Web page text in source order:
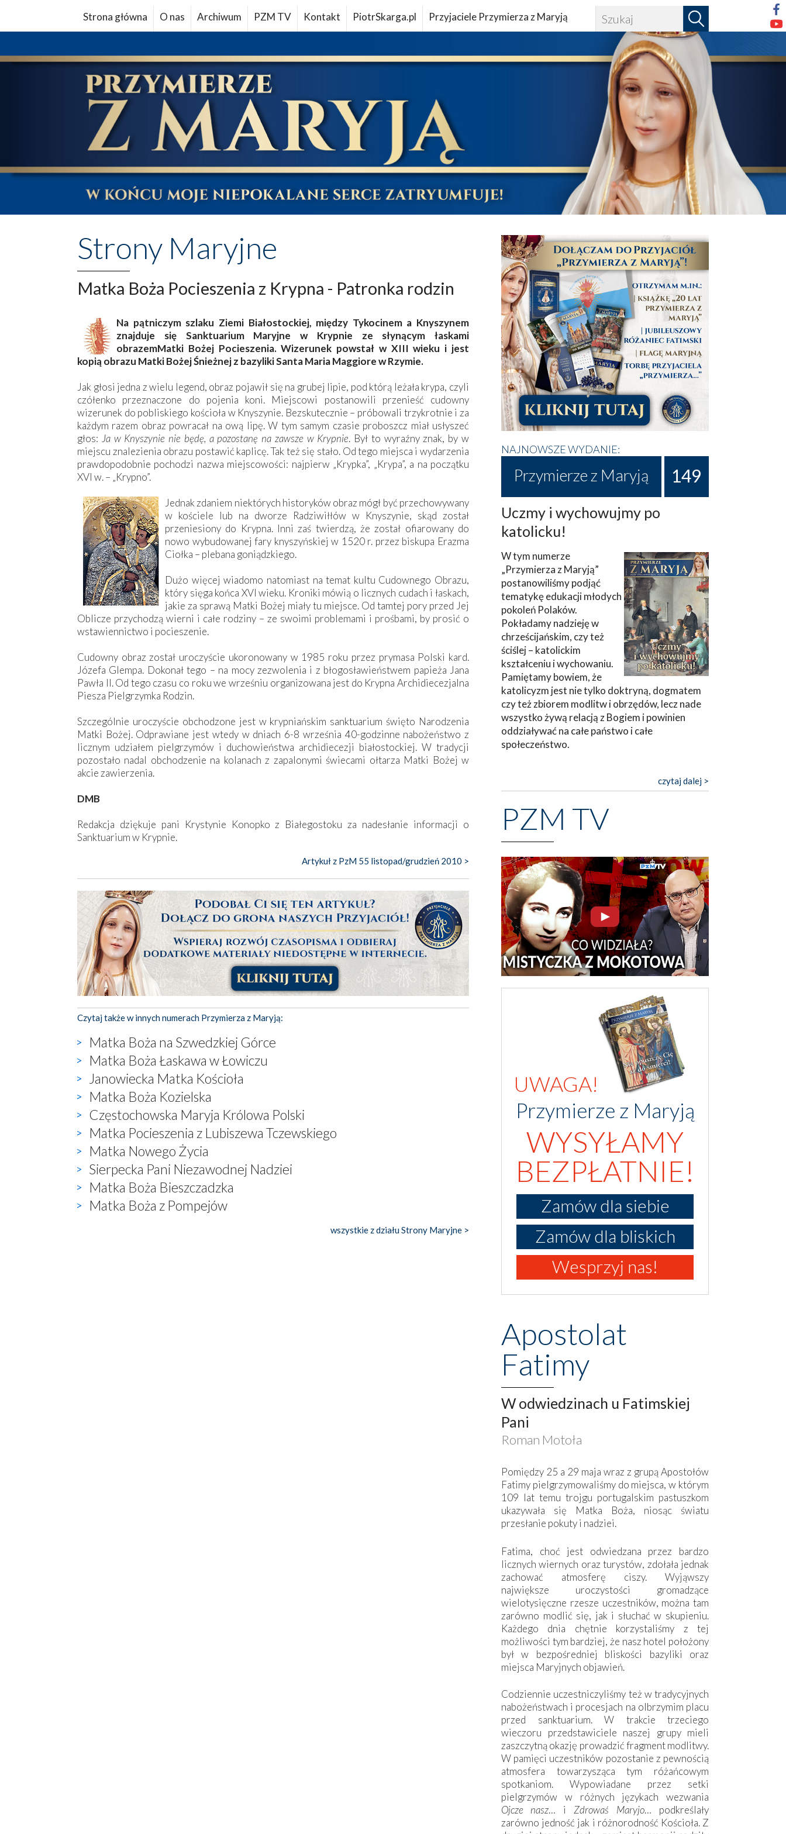
Strona główna O nas Archiwum PZM TV Kontakt PiotrSkarga.pl Przyjaciele Przymierza z Maryją
Strony Maryjne
Matka Boża Pocieszenia z Krypna - Patronka rodzin
Na pątniczym szlaku Ziemi Białostockiej, między Tykocinem a Knyszynem
znajduje się Sanktuarium Maryjne w Krypnie ze słynącym łaskami
obrazemMatki Bożej Pocieszenia. Wizerunek powstał w XIII wieku i jest
kopią obrazu Matki Bożej Śnieżnej z bazyliki Santa Maria Maggiore w Rzymie.
Jak głosi jedna z wielu legend, obraz pojawił się na grubej lipie, pod którą leżała krypa, czyli
czółenko przeznaczone do pojenia koni. Miejscowi postanowili przenieść cudowny
wizerunek do pobliskiego kościoła w Knyszynie. Bezskutecznie – próbowali trzykrotnie i za
każdym razem obraz powracał na ową lipę. W tym samym czasie proboszcz miał usłyszeć
głos: Ja w Knyszynie nie będę, a pozostanę na zawsze w Krypnie. Był to wyraźny znak, by w
miejscu znalezienia obrazu postawić kaplicę. Tak też się stało. Od tego miejsca i wydarzenia
prawdopodobnie pochodzi nazwa miejscowości: najpierw „Krypka”, „Krypa”, a na początku
XVI w. – „Krypno”.
Jednak zdaniem niektórych historyków obraz mógł być przechowywany
w kościele lub na dworze Radziwiłłów w Knyszynie, skąd został
przeniesiony do Krypna. Inni zaś twierdzą, że został ofiarowany do
nowo wybudowanej fary knyszyńskiej w 1520 r. przez biskupa Erazma
Ciołka – plebana goniądzkiego.
Dużo więcej wiadomo natomiast na temat kultu Cudownego Obrazu,
który sięga końca XVI wieku. Kroniki mówią o licznych cudach i łaskach,
jakie za sprawą Matki Bożej miały tu miejsce. Od tamtej pory przed Jej
Oblicze przychodzą wierni i całe rodziny – ze swoimi problemami i prośbami, by prosić o
wstawiennictwo i pocieszenie.
Cudowny obraz został uroczyście ukoronowany w 1985 roku przez prymasa Polski kard.
Józefa Glempa. Dokonał tego – na mocy zezwolenia i z błogosławieństwem papieża Jana
Pawła II. Od tego czasu co roku we wrześniu organizowana jest do Krypna Archidiecezjalna
Piesza Pielgrzymka Rodzin.
Szczególnie uroczyście obchodzone jest w krypniańskim sanktuarium święto Narodzenia
Matki Bożej. Odprawiane jest wtedy w dniach 6-8 września 40-godzinne nabożeństwo z
licznym udziałem pielgrzymów i duchowieństwa archidiecezji białostockiej. W tradycji
pozostało nadal obchodzenie na kolanach z zapalonymi świecami ołtarza Matki Bożej w
akcie zawierzenia.
DMB
Redakcja dziękuje pani Krystynie Konopko z Białegostoku za nadesłanie informacji o
Sanktuarium w Krypnie.
Artykuł z PzM 55 listopad/grudzień 2010 >
Czytaj także w innych numerach Przymierza z Maryją:
Matka Boża na Szwedzkiej Górce
Matka Boża Łaskawa w Łowiczu
Janowiecka Matka Kościoła
Matka Boża Kozielska
Częstochowska Maryja Królowa Polski
Matka Pocieszenia z Lubiszewa Tczewskiego
Matka Nowego Życia
Sierpecka Pani Niezawodnej Nadziei
Matka Boża Bieszczadzka
Matka Boża z Pompejów
wszystkie z działu Strony Maryjne >
NAJNOWSZE WYDANIE:
Przymierze z Maryją 149
Uczmy i wychowujmy po
katolicku!
W tym numerze
„Przymierza z Maryją”
postanowiliśmy podjąć
tematykę edukacji młodych
pokoleń Polaków.
Pokładamy nadzieję w
chrześcijańskim, czy też
ściślej – katolickim
kształceniu i wychowaniu.
Pamiętamy bowiem, że
katolicyzm jest nie tylko doktryną, dogmatem
czy też zbiorem modlitw i obrzędów, lecz nade
wszystko żywą relacją z Bogiem i powinien
oddziaływać na całe państwo i całe
społeczeństwo.
czytaj dalej >
PZM TV
UWAGA!
Przymierze z Maryją
WYSYŁAMY
BEZPŁATNIE!
Zamów dla siebie
Zamów dla bliskich
Wesprzyj nas!
Apostolat
Fatimy
W odwiedzinach u Fatimskiej
Pani
Roman Motoła
Pomiędzy 25 a 29 maja wraz z grupą Apostołów
Fatimy pielgrzymowaliśmy do miejsca, w którym
109 lat temu trojgu portugalskim pastuszkom
ukazywała się Matka Boża, niosąc światu
przesłanie pokuty i nadziei.
Fatima, choć jest odwiedzana przez bardzo
licznych wiernych oraz turystów, zdołała jednak
zachować atmosferę ciszy. Wyjąwszy
największe uroczystości gromadzące
wielotysięczne rzesze uczestników, można tam
zarówno modlić się, jak i słuchać w skupieniu.
Każdego dnia chętnie korzystaliśmy z tej
możliwości tym bardziej, że nasz hotel położony
był w bezpośredniej bliskości bazyliki oraz
miejsca Maryjnych objawień.
Codziennie uczestniczyliśmy też w tradycyjnych
nabożeństwach i procesjach na olbrzymim placu
przed sanktuarium. W trakcie trzeciego
wieczoru przedstawiciele naszej grupy mieli
zaszczytną okazję prowadzić fragment modlitwy.
W pamięci uczestników pozostanie z pewnością
atmosfera towarzysząca tym różańcowym
spotkaniom. Wypowiadane przez setki
pielgrzymów w różnych językach wezwania
Ojcze nasz… i Zdrowaś Maryjo… podkreślały
zarówno jedność jak i różnorodność Kościoła. Z